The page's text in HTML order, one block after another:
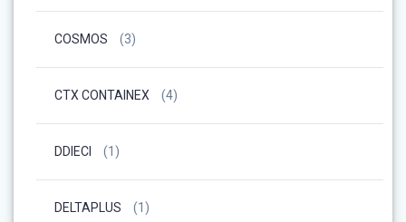
COSMOS (3)
CTX CONTAINEX (4)
DDIECI (1)
DELTAPLUS (1)